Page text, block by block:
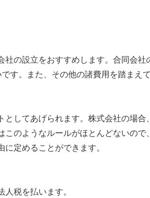
の設立をおすすめします。合同会社
す。また、その他の諸費用を踏まえ
してあげられます。株式会社の場合
のようなルールがほとんどないので
定めることができます。
税を払います。